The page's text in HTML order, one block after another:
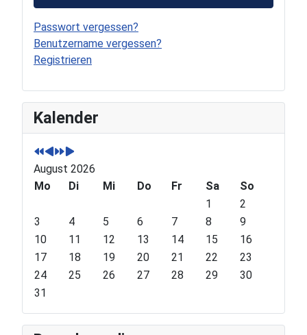
Passwort vergessen?
Benutzername vergessen?
Registrieren
Kalender
P
r
e
v
i
o
s
Y
e
a
P
r
e
v
i
o
M
o
n
N
e
x
t
Y
N
e
x
t
M
o
t
h
August 2026
Mo
Di Mi Do Fr Sa
So
1
2
3
4 5 6 7 8
9
10
11 12 13 14 15
16
17
18 19 20 21 22
23
24
25 26 27 28 29
30
31